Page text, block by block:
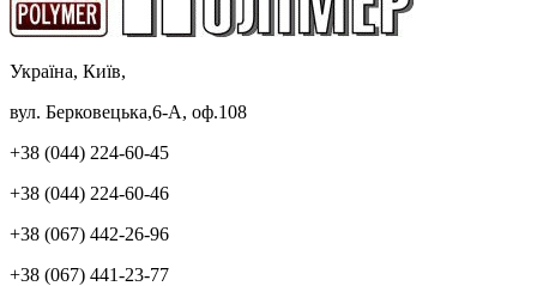
Україна, Київ,
вул. Берковецька,6-А, оф.108
+38 (044) 224-60-45
+38 (044) 224-60-46
+38 (067) 442-26-96
+38 (067) 441-23-77